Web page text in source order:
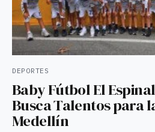
DEPORTES
Baby Fútbol El
Busca Talentos para
Medellín